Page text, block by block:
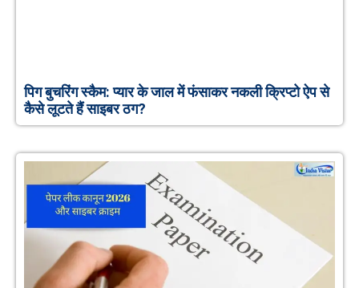
पिग बुचरिंग स्कैम: प्यार के जाल में फंसाकर नकली क्रिप्टो ऐप से
कैसे लूटते हैं साइबर ठग?